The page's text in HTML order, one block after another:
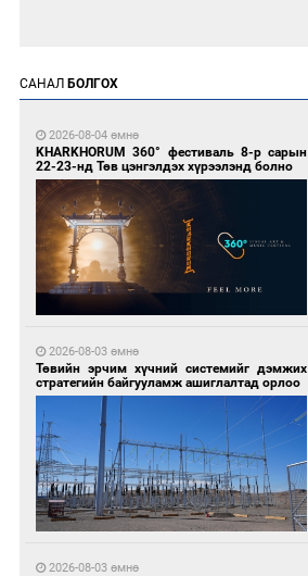
1 өдрийн өмнө өмнө
1 өдрийн өмнө өмнө
1 өдрийн өмнө өмнө
Ирландын алдарт Boyzone хамтлагийн
САНАЛ БОЛГОХ
2026-08-04 өмнө
KHARKHORUM 360° фестиваль 8-р сарын
22-23-нд Төв цэнгэлдэх хүрээлэнд болно
2026-08-03 өмнө
Төвийн эрчим хүчний системийг дэмжих
стратегийн байгууламж ашиглалтад орлоо
2026-08-03 өмнө